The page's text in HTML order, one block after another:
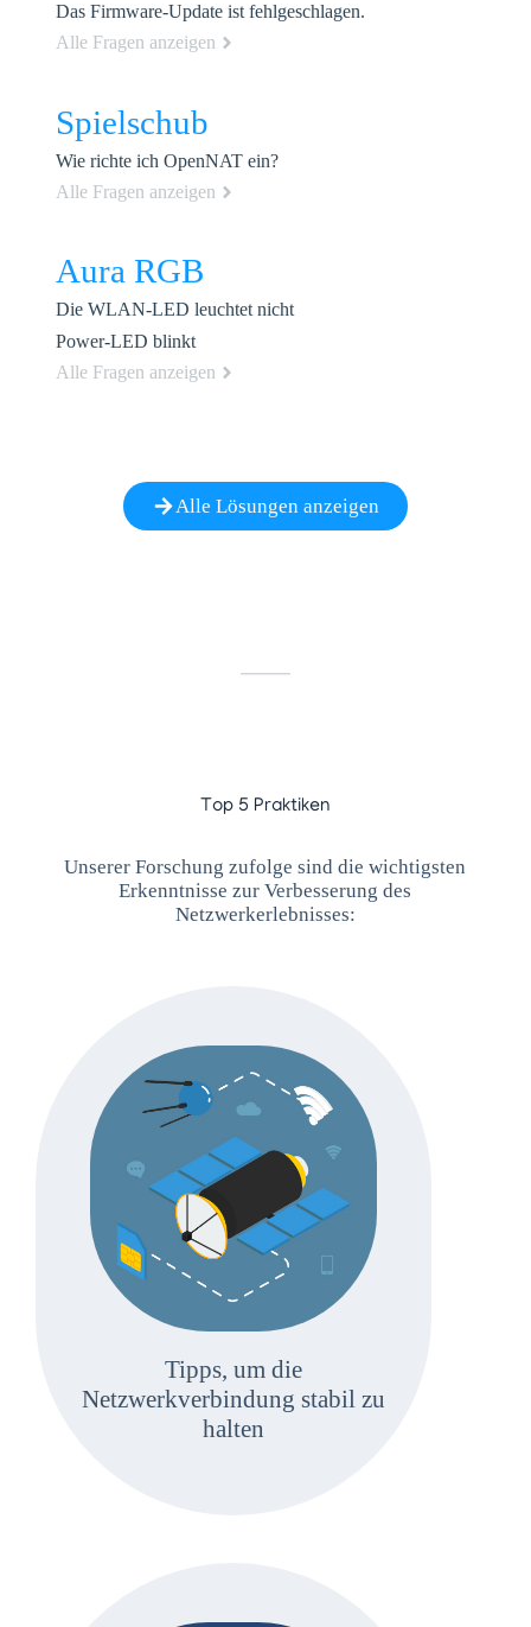
Das Firmware-Update ist fehlgeschlagen.
Alle Fragen anzeigen
Spielschub
Wie richte ich OpenNAT ein?
Alle Fragen anzeigen
Aura RGB
Die WLAN-LED leuchtet nicht
Power-LED blinkt
Alle Fragen anzeigen
Alle Lösungen anzeigen
Top 5 Praktiken
Unserer Forschung zufolge sind die wichtigsten
Erkenntnisse zur Verbesserung des
Netzwerkerlebnisses:
Tipps, um die
Netzwerkverbindung stabil zu
halten